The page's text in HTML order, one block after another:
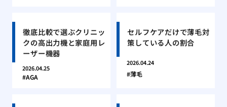
徹底比較で選ぶクリニッ
クの高出力機と家庭用レ
ーザー機器
2026.04.25
AGA
セルフケアだけで薄毛対
策している人の割合
2026.04.24
薄毛